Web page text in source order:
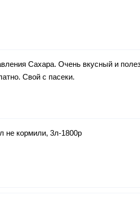
Сахара. Очень вкусный и
Свой с пасеки.
не кормили, 3л-1800р